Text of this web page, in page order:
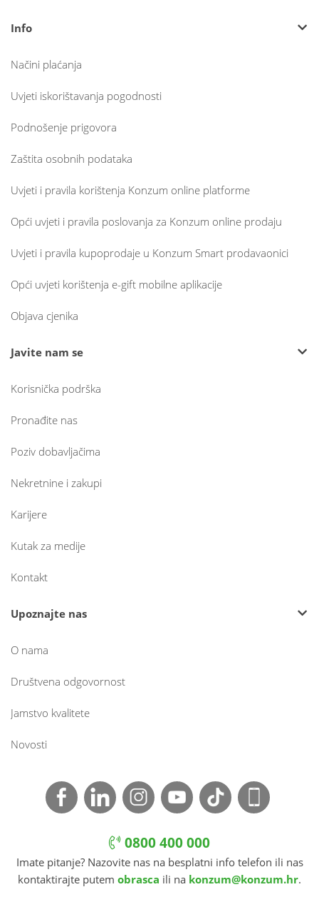
Info
Načini plaćanja
Uvjeti iskorištavanja pogodnosti
Podnošenje prigovora
Zaštita osobnih podataka
Uvjeti i pravila korištenja Konzum online platforme
Opći uvjeti i pravila poslovanja za Konzum online prodaju
Uvjeti i pravila kupoprodaje u Konzum Smart prodavaonici
Opći uvjeti korištenja e-gift mobilne aplikacije
Objava cjenika
Javite nam se
Korisnička podrška
Pronađite nas
Poziv dobavljačima
Nekretnine i zakupi
Karijere
Kutak za medije
Kontakt
Upoznajte nas
O nama
Društvena odgovornost
Jamstvo kvalitete
Novosti
0800 400 000
Imate pitanje? Nazovite nas na besplatni info telefon ili nas
kontaktirajte putem obrasca ili na konzum@konzum.hr.